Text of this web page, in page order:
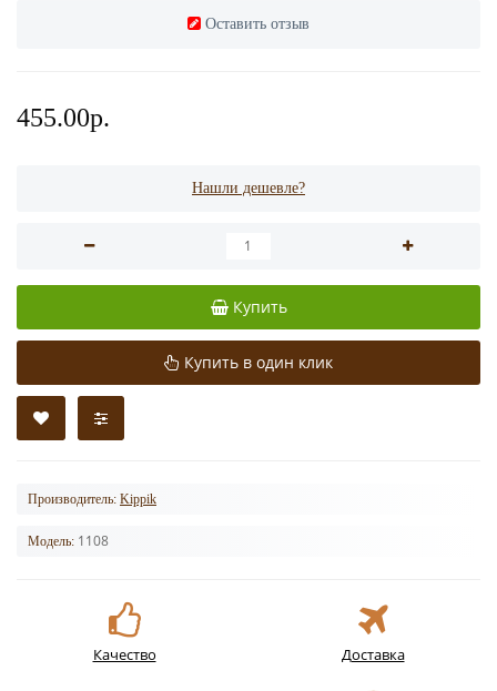
Оставить отзыв
455.00р.
Нашли дешевле?
Купить
Купить в один клик
Производитель: Kippik
Модель: 1108
Качество Доставка